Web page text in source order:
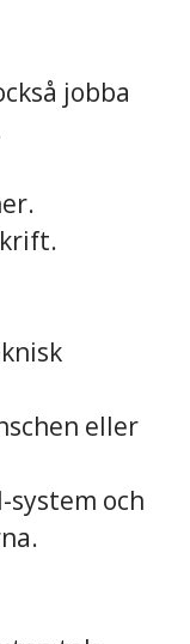
jobba
eller
system och